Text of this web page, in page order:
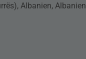
Albanien, Albanien